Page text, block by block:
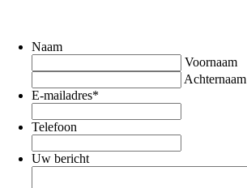
Naam
Voornaam
Achternaam
E-mailadres*
Telefoon
Uw bericht